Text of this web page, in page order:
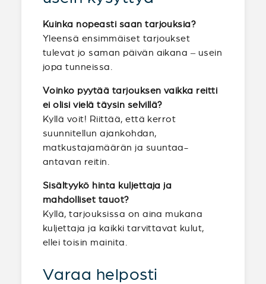
Kuinka nopeasti saan tarjouksia?
Yleensä ensimmäiset tarjoukset
tulevat jo saman päivän aikana – usein
jopa tunneissa.
Voinko pyytää tarjouksen vaikka reitti
ei olisi vielä täysin selvillä?
Kyllä voit! Riittää, että kerrot
suunnitellun ajankohdan,
matkustajamäärän ja suuntaa-
antavan reitin.
Sisältyykö hinta kuljettaja ja
mahdolliset tauot?
Kyllä, tarjouksissa on aina mukana
kuljettaja ja kaikki tarvittavat kulut,
ellei toisin mainita.
Varaa helposti